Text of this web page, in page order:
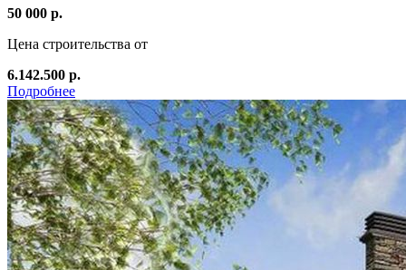
50 000 р.
Цена строительства от
6.142.500 р.
Подробнее